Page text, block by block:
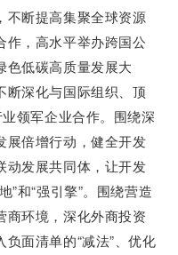
不断提高集聚全球资源
作，高水平举办跨国公
色低碳高质量发展大
断深化与国际组织、顶
领军企业合作。围绕深
展倍增行动，健全开发
动发展共同体，让开发
”和“强引擎”。围绕营造
商环境，深化外商投资
面清单的“减法”、优化